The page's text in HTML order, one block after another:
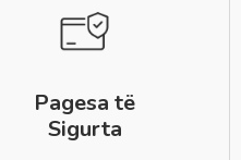
Pagesa të
Sigurta